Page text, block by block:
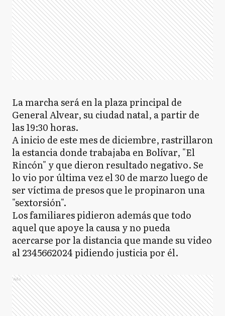
La marcha será en la plaza principal de
General Alvear, su ciudad natal, a partir de
las 19:30 horas.
A inicio de este mes de diciembre, rastrillaron
la estancia donde trabajaba en Bolívar, "El
Rincón" y que dieron resultado negativo. Se
lo vio por última vez el 30 de marzo luego de
ser víctima de presos que le propinaron una
"sextorsión".
Los familiares pidieron además que todo
aquel que apoye la causa y no pueda
acercarse por la distancia que mande su video
al 2345662024 pidiendo justicia por él.
Ads